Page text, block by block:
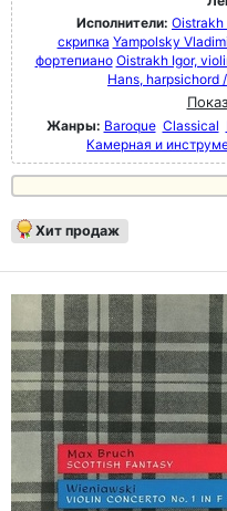
Исполнители:
скрипка Yampolsky
фортепиано Oistrakh Igor,
Hans, harpsichord
Жанры: Baroque Classical
Камерная и
Хит продаж